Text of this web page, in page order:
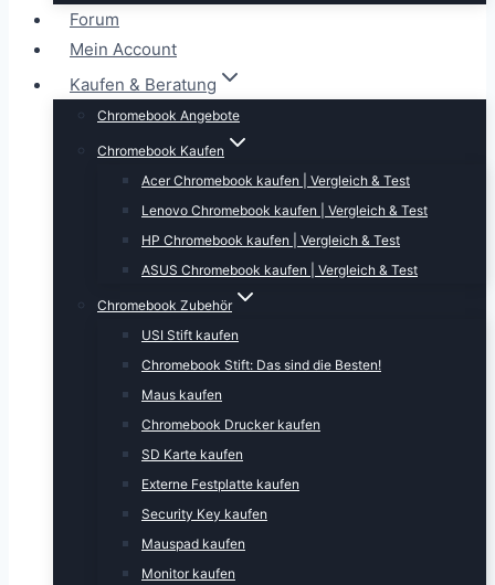
Forum
Mein Account
Kaufen & Beratung
Chromebook Angebote
Chromebook Kaufen
Acer Chromebook kaufen | Vergleich & Test
Lenovo Chromebook kaufen | Vergleich & Test
HP Chromebook kaufen | Vergleich & Test
ASUS Chromebook kaufen | Vergleich & Test
Chromebook Zubehör
USI Stift kaufen
Chromebook Stift: Das sind die Besten!
Maus kaufen
Chromebook Drucker kaufen
SD Karte kaufen
Externe Festplatte kaufen
Security Key kaufen
Mauspad kaufen
Monitor kaufen